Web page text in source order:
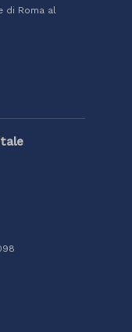
di Roma al